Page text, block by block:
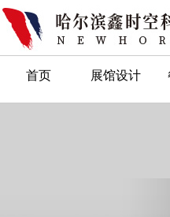
首页 展馆设计